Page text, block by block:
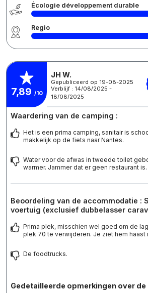
Écologie développement durable
Regio
7,89 /10
JH W.
Gepubliceerd op 19-08-2025
Verblijf : 14/08/2025 -
18/08/2025
Waardering van de camping :
Het is een prima camping, sanitair is
makkelijk op de fiets naar Nantes.
Water voor de afwas in tweede toilet
warmer. Jammer dat er geen restaurant is.
Beoordeling van de accommodatie :
voertuig (exclusief dubbelasser
Prima plek, misschien wel goed om de
plek 70 te verwijderen. Je ziet hem haast
De foodtrucks.
Gedetailleerde opmerkingen over de